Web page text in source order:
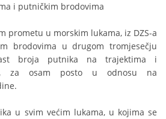
i putničkim brodovima
prometu u morskim lukama, iz DZS-a
brodovima u drugom tromjesečju
broja putnika na trajektima i
za osam posto u odnosu na
u svim većim lukama, u kojima se